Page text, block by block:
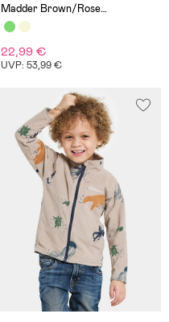
Madder Brown/Rose
Dawn/Oatmeal
22,99 €
UVP: 53,99 €